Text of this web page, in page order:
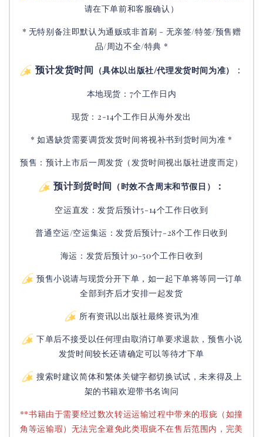
请在下单前和客服确认）
* 无特别备注即默认为通贩或非首刷 - 无亲签/特签/预售赠
品/周边不全/特典 *
预计发货时间 （具体以出版社/代理发货时间为准） ：
本地现货：7个工作日内
现货：2-14个工作日从海外发出
* 如遇缺货需要调货发货时间将视补书到货时间为准 *
预售：预计上市后一周发货（发货时间视出版社进度而定）
预计到货时间 （时效不含周末和节假日） ：
空运直发：发货后预计5-14个工作日收到
普通空运/空运集运：发货后预计7-28个工作日收到
海运：发货后预计30-50个工作日收到
预售小说请与现货分开下单，如一起下单将等同一订单
全部到齐后才安排一起发货
所有资讯以出版社最终资讯为准
下单后不接受以任何理由取消订单要求退款，预售小说
发货时间较长还请确定可以等待才下单
搜索时建议简体和繁体关键字都切换试试，未来得及上
架的书籍欢迎带书名询问
**书籍由于需要经过数次转运运输过程中带来的瑕疵（如撞
角等运输瑕）无法完全避免此类瑕疵不在售后范围内，完美